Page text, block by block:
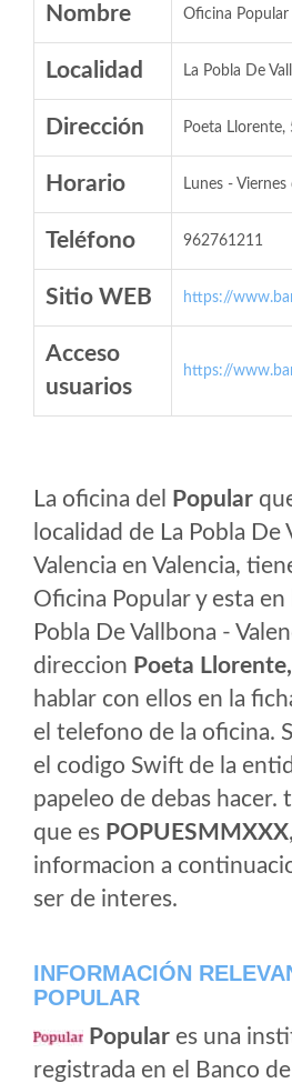
Nombre Oficina
Localidad La Pobla De
Dirección Poeta Llorente,
Horario Lunes -
Teléfono 962761211
Sitio WEB https://
Acceso
usuarios
https://
La oficina del Popular
localidad de La Pobla De
Valencia en Valencia,
Oficina Popular y esta en
Pobla De Vallbona -
direccion Poeta
hablar con ellos en la
el telefono de la oficina.
el codigo Swift de la
papeleo de debas hacer.
que es POPUESMMXXX
informacion a
ser de interes.
INFORMACIÓN
POPULAR
Popular es una
registrada en el Banco de